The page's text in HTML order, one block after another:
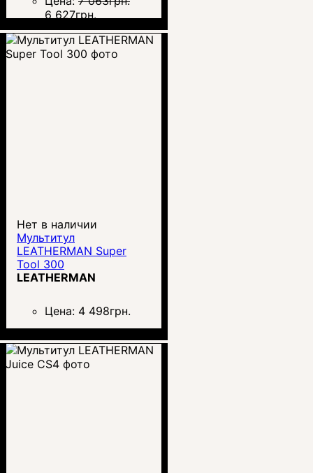
6 627грн.
Нет в наличии
Мультитул
LEATHERMAN Super
Tool 300
LEATHERMAN
Цена: 4 498грн.